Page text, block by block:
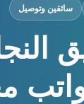
سائقين وتوصيل